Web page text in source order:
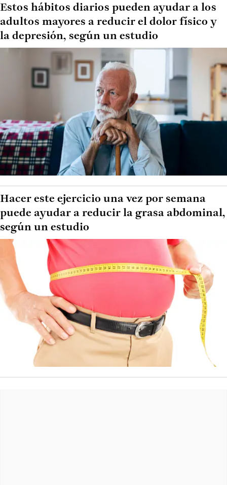
Estos hábitos diarios pueden ayudar a los
adultos mayores a reducir el dolor físico y
la depresión, según un estudio
Hacer este ejercicio una vez por semana
puede ayudar a reducir la grasa abdominal,
según un estudio